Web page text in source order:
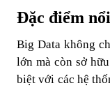
Đặc điểm
Big Data không
lớn mà còn sở
biệt với các hệ